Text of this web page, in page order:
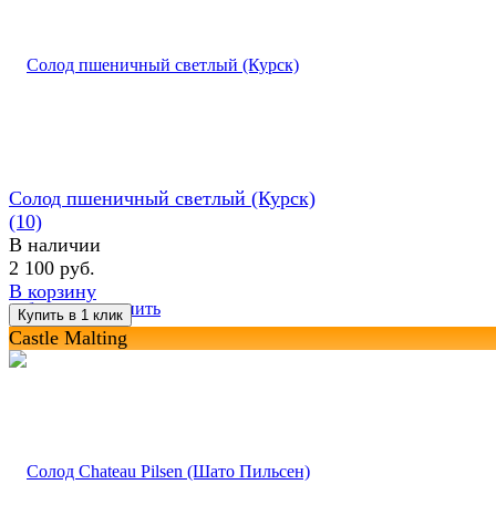
избранное сравнить
Солод пшеничный светлый (Курск)
(10)
В наличии
2 100 руб.
В корзину
Castle Malting